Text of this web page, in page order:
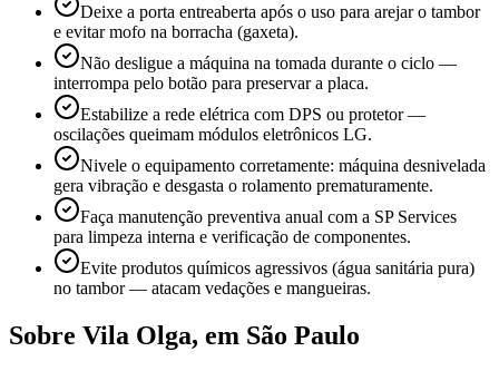
Deixe a porta entreaberta após o uso para arejar o tambor
e evitar mofo na borracha (gaxeta).
Não desligue a máquina na tomada durante o ciclo —
interrompa pelo botão para preservar a placa.
Estabilize a rede elétrica com DPS ou protetor —
oscilações queimam módulos eletrônicos LG.
Nivele o equipamento corretamente: máquina desnivelada
gera vibração e desgasta o rolamento prematuramente.
Faça manutenção preventiva anual com a SP Services
para limpeza interna e verificação de componentes.
Evite produtos químicos agressivos (água sanitária pura)
no tambor — atacam vedações e mangueiras.
Sobre Vila Olga, em São Paulo